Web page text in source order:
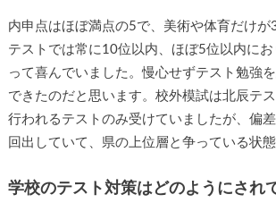
内申点はほぼ満点の5で、美術や体育だけが
テストでは常に10位以内、ほぼ5位以内に
って喜んでいました。慢心せずテスト勉強
できたのだと思います。校外模試は北辰テ
行われるテストのみ受けていましたが、偏
回出していて、県の上位層と争っている状態
学校のテスト対策はどのようにされ